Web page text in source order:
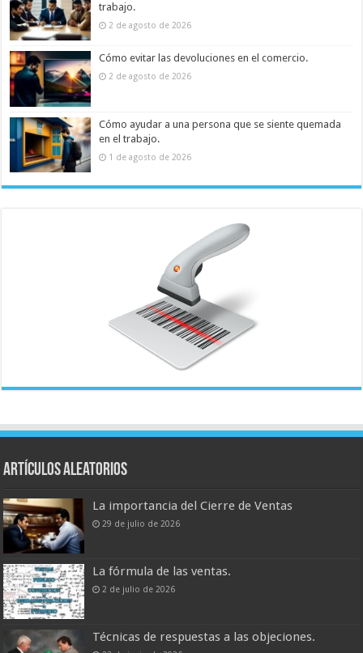
trabajo.
2 de agosto de 2026
Cómo evitar las devoluciones en el comercio.
2 de agosto de 2026
Cómo ayudar a una persona que se siente quemada
en el trabajo.
1 de agosto de 2026
Artículos aleatorios
La importancia del Cierre de Ventas
29 de julio de 2026
La fórmula de las ventas.
2 de julio de 2026
Técnicas de respuestas a las objeciones.